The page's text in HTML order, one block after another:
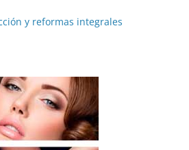
y reformas integrales